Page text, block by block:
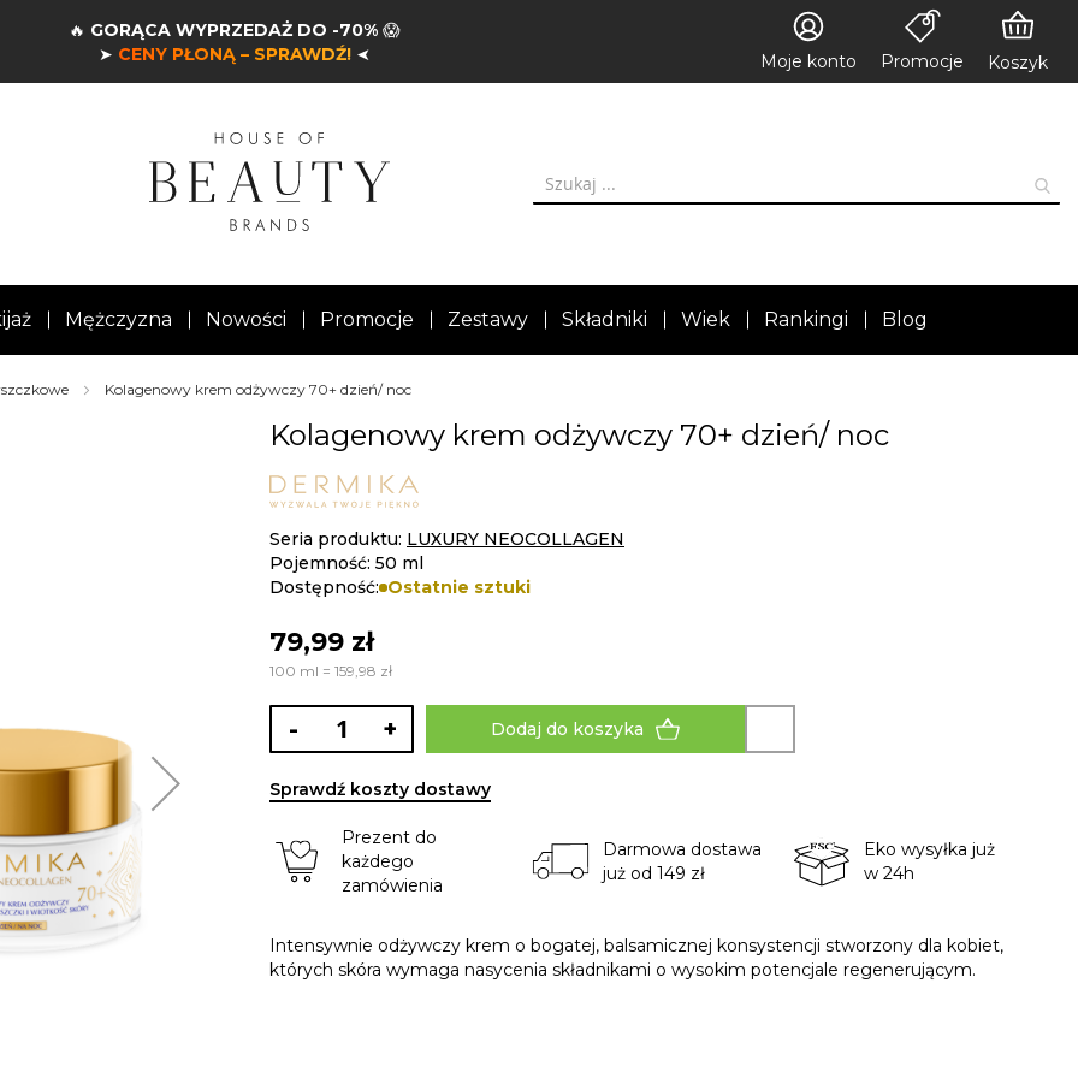
🔥 GORĄCA WYPRZEDAŻ DO -70%😱
➤ CENY PŁONĄ – SPRAWDŹ! ➤ Moje konto Promocje Koszyk
Mężczyzna Nowości Promocje Zestawy Składniki Wiek Rankingi Blog
Kolagenowy krem odżywczy 70+ dzień/ noc
Kolagenowy krem odżywczy 70+ dzień/ noc
Seria produktu: LUXURY NEOCOLLAGEN
Pojemność: 50 ml
Dostępność: Ostatnie sztuki
79,99 zł
100 ml = 159,98 zł
- + Dodaj do koszyka
Sprawdź koszty dostawy
Prezent do
każdego
zamówienia
Darmowa dostawa
już od 149 zł
Eko wysyłka już
w 24h
Intensywnie odżywczy krem o bogatej, balsamicznej konsystencji stworzony dla kobiet,
których skóra wymaga nasycenia składnikami o wysokim potencjale regenerującym.